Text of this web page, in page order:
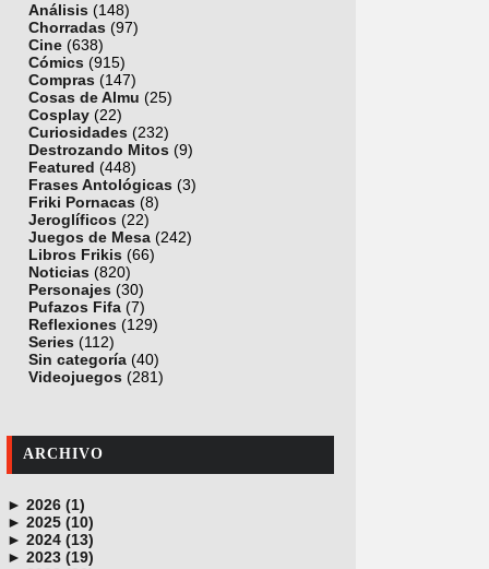
Análisis (148)
Chorradas (97)
Cine (638)
Cómics (915)
Compras (147)
Cosas de Almu (25)
Cosplay (22)
Curiosidades (232)
Destrozando Mitos (9)
Featured (448)
Frases Antológicas (3)
Friki Pornacas (8)
Jeroglíficos (22)
Juegos de Mesa (242)
Libros Frikis (66)
Noticias (820)
Personajes (30)
Pufazos Fifa (7)
Reflexiones (129)
Series (112)
Sin categoría (40)
Videojuegos (281)
ARCHIVO
► 2026 (1)
junio (1)
► 2025 (10)
noviembre (1)
octubre (1)
► 2024 (13)
diciembre (4)
► 2023 (19)